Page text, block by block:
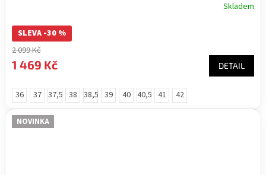
produktu
je
5,0
z
hvězdiček.
Skladem
SLEVA -30 %
2 099 Kč
1 469 Kč DETAIL
36 37 37,5 38 38,5 39 40 40,5 41 42
NOVINKA